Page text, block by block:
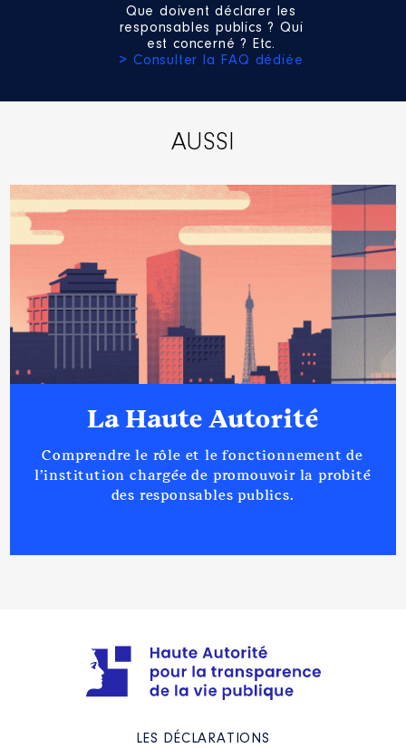
Année Montant Type
11 822 €
Net
2022
28 606 €
Net
Que doivent déclarer les
responsables publics ? Qui
est concerné ? Etc.
> Consulter la FAQ dédiée
AUSSI
La Haute Autorité
Comprendre le rôle et le fonctionnement de
l’institution chargée de promouvoir la probité
des responsables publics.
LES DÉCLARATIONS